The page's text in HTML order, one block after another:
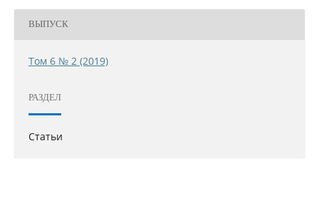
ВЫПУСК
Том 6 № 2 (2019)
РАЗДЕЛ
Статьи